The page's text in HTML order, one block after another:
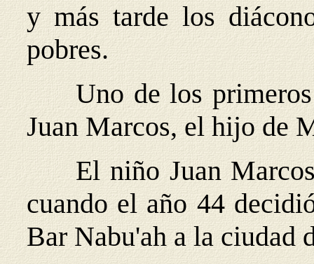
y más tarde los
pobres.
Uno de los
Juan Marcos, el hijo de
El niño Juan
cuando el año 44
Bar Nabu'ah a la ciudad